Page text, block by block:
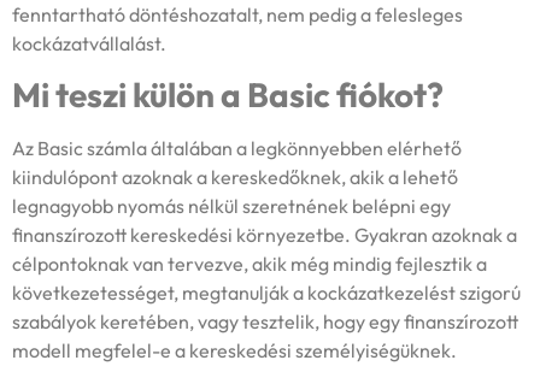
fenntartható döntéshozatalt, nem pedig a felesleges
kockázatvállalást.
Mi teszi külön a Basic fiókot?
Az Basic számla általában a legkönnyebben elérhető
kiindulópont azoknak a kereskedőknek, akik a lehető
legnagyobb nyomás nélkül szeretnének belépni egy
finanszírozott kereskedési környezetbe. Gyakran azoknak a
célpontoknak van tervezve, akik még mindig fejlesztik a
következetességet, megtanulják a kockázatkezelést szigorú
szabályok keretében, vagy tesztelik, hogy egy finanszírozott
modell megfelel-e a kereskedési személyiségüknek.